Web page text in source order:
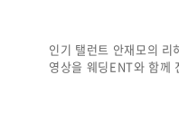
인기 탤런트 안재모의 리
영상을 웨딩ENT와 함께